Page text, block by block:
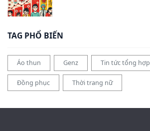
TAG PHỔ BIẾN
Áo thun Genz Tin tức tổng hợp
Đồng phục Thời trang nữ